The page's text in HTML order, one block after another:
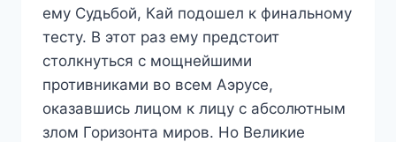
ему Судьбой, Кай подошел к финальному
тесту. В этот раз ему предстоит
столкнуться с мощнейшими
противниками во всем Аэрусе,
оказавшись лицом к лицу с абсолютным
злом Горизонта миров. Но Великие